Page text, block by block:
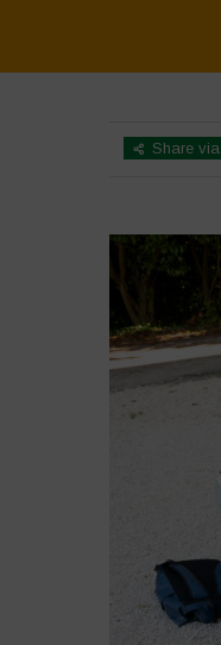
Share via